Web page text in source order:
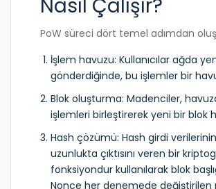
Nasıl Çalışır?
PoW süreci dört temel adımdan
İşlem havuzu: Kullanıcılar ağda
gönderdiğinde, bu işlemler bir
Blok oluşturma: Madenciler,
işlemleri birleştirerek yeni bir blok
Hash çözümü: Hash girdi
uzunlukta çıktısını veren bir
fonksiyondur kullanılarak blok
Nonce her denemede değiştirilen